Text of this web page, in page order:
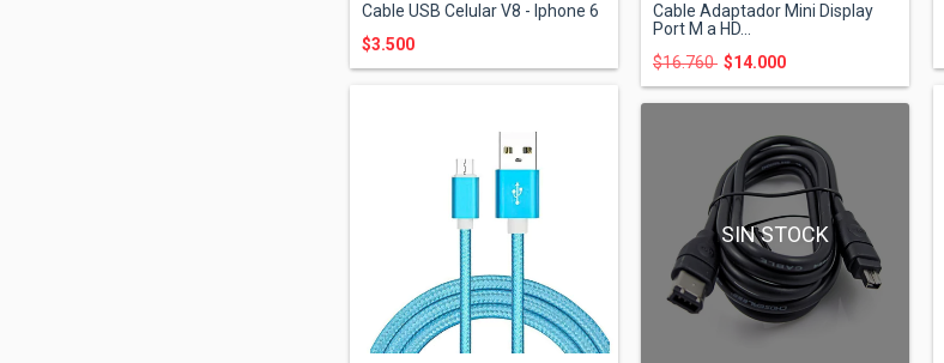
Cable USB Celular V8 - Iphone 6
$3.500
Cable Adaptador Mini Display
Port M a HD...
$16.760 $14.000
SIN STOCK